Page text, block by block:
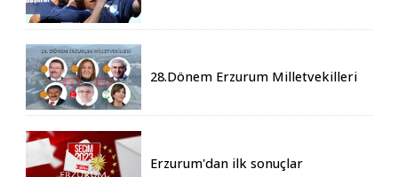
28.Dönem Erzurum Milletvekilleri
Erzurum'dan ilk sonuçlar